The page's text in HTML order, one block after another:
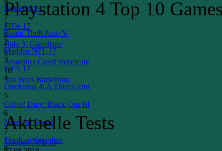
Battlefield 1
7
FIFA 17
8
Halo 5: Guardians
9
Assassin's Creed Syndicate
10
Star Wars Battlefront
Playstation 4 Top 10
1
Grand Theft Auto V
2
Madden NFL 17
3
FIFA 17
4
Uncharted 4: A Thief's End
5
Call of Duty: Black Ops III
6
Need for Speed
7
The Last Guardian
8
Aktuelle Tests
Madden NFL 19